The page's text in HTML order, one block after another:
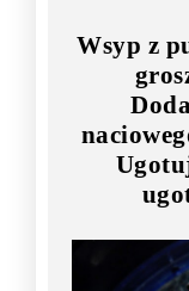
Wsyp z